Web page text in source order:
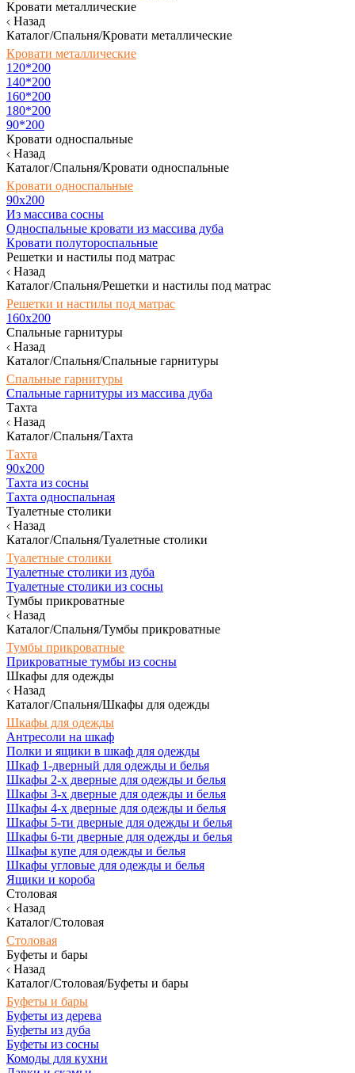
Кровати металлические
Назад
Каталог/Спальня/Кровати металлические
Кровати металлические
120*200
140*200
160*200
180*200
90*200
Кровати односпальные
Назад
Каталог/Спальня/Кровати односпальные
Кровати односпальные
90х200
Из массива сосны
Односпальные кровати из массива дуба
Кровати полутороспальные
Решетки и настилы под матрас
Назад
Каталог/Спальня/Решетки и настилы под матрас
Решетки и настилы под матрас
160х200
Спальные гарнитуры
Назад
Каталог/Спальня/Спальные гарнитуры
Спальные гарнитуры
Спальные гарнитуры из массива дуба
Тахта
Назад
Каталог/Спальня/Тахта
Тахта
90х200
Тахта из сосны
Тахта односпальная
Туалетные столики
Назад
Каталог/Спальня/Туалетные столики
Туалетные столики
Туалетные столики из дуба
Туалетные столики из сосны
Тумбы прикроватные
Назад
Каталог/Спальня/Тумбы прикроватные
Тумбы прикроватные
Прикроватные тумбы из сосны
Шкафы для одежды
Назад
Каталог/Спальня/Шкафы для одежды
Шкафы для одежды
Антресоли на шкаф
Полки и ящики в шкаф для одежды
Шкаф 1-дверный для одежды и белья
Шкафы 2-х дверные для одежды и белья
Шкафы 3-х дверные для одежды и белья
Шкафы 4-х дверные для одежды и белья
Шкафы 5-ти дверные для одежды и белья
Шкафы 6-ти дверные для одежды и белья
Шкафы купе для одежды и белья
Шкафы угловые для одежды и белья
Ящики и короба
Столовая
Назад
Каталог/Столовая
Столовая
Буфеты и бары
Назад
Каталог/Столовая/Буфеты и бары
Буфеты и бары
Буфеты из дерева
Буфеты из дуба
Буфеты из сосны
Комоды для кухни